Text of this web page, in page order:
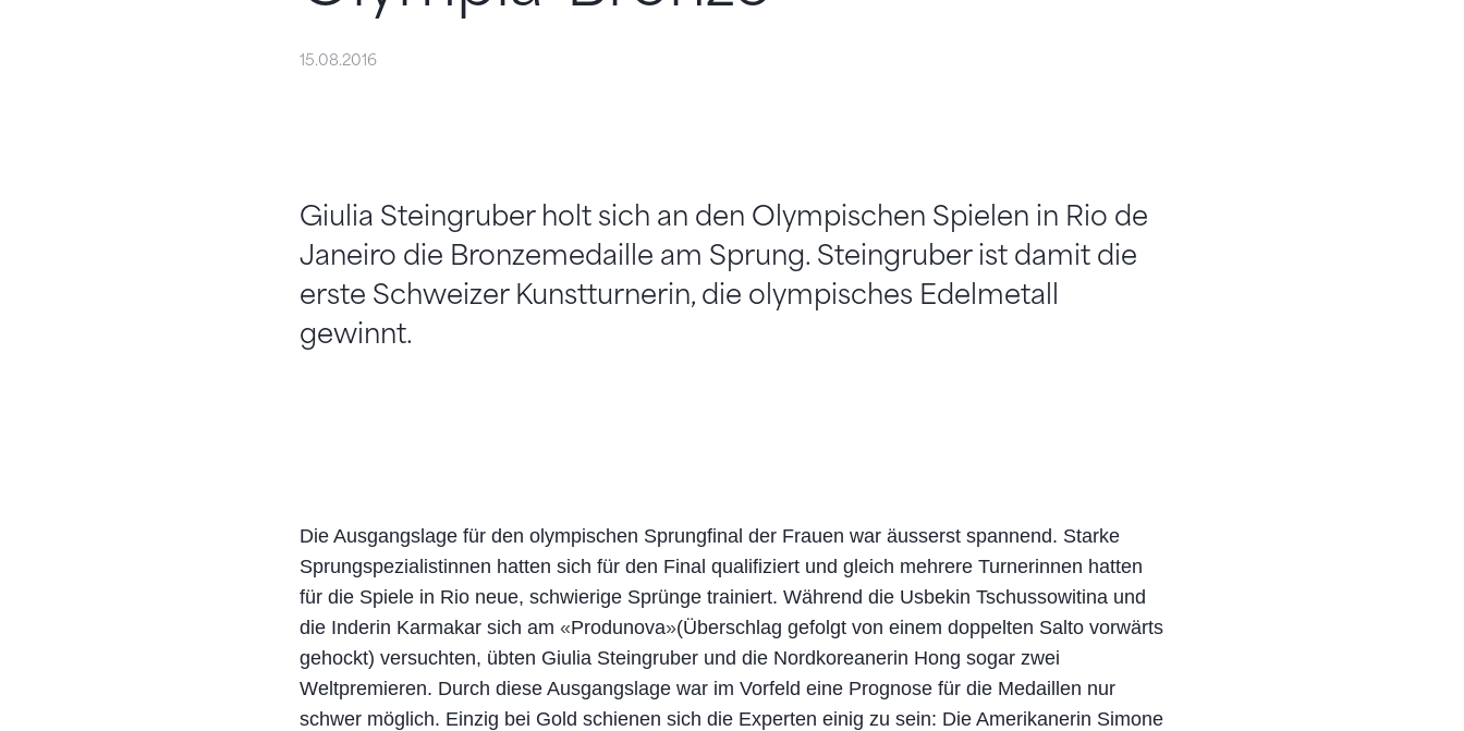
15.08.2016
Giulia Steingruber holt sich an den Olympischen Spielen in Rio de
Janeiro die Bronzemedaille am Sprung. Steingruber ist damit die
erste Schweizer Kunstturnerin, die olympisches Edelmetall
gewinnt.
Die Ausgangslage für den olympischen Sprungfinal der Frauen war äusserst spannend. Starke
Sprungspezialistinnen hatten sich für den Final qualifiziert und gleich mehrere Turnerinnen hatten
für die Spiele in Rio neue, schwierige Sprünge trainiert. Während die Usbekin Tschussowitina und
die Inderin Karmakar sich am «Produnova»(Überschlag gefolgt von einem doppelten Salto vorwärts
gehockt) versuchten, übten Giulia Steingruber und die Nordkoreanerin Hong sogar zwei
Weltpremieren. Durch diese Ausgangslage war im Vorfeld eine Prognose für die Medaillen nur
schwer möglich. Einzig bei Gold schienen sich die Experten einig zu sein: Die Amerikanerin Simone